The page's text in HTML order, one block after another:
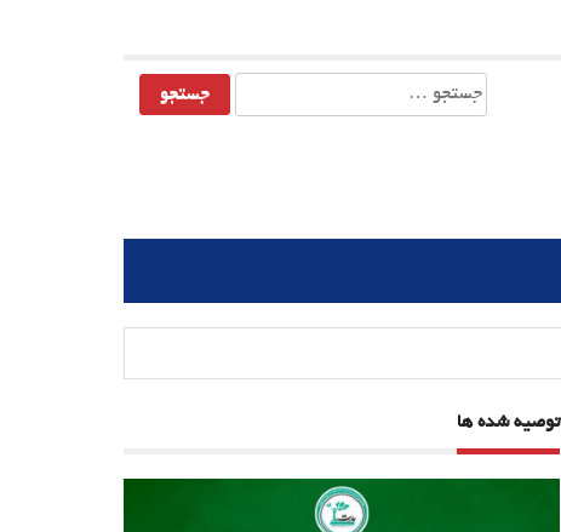
جستجو
برای:
توصیه شده ها